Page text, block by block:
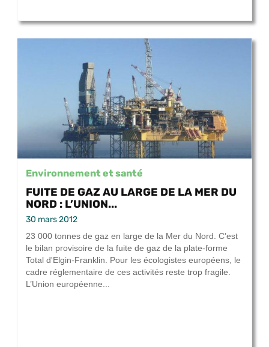
Environnement et santé
FUITE DE GAZ AU LARGE DE LA MER DU
NORD : L’UNION...
30 mars 2012
23 000 tonnes de gaz en large de la Mer du Nord. C’est
le bilan provisoire de la fuite de gaz de la plate-forme
Total d'Elgin-Franklin. Pour les écologistes européens, le
cadre réglementaire de ces activités reste trop fragile.
L’Union européenne...